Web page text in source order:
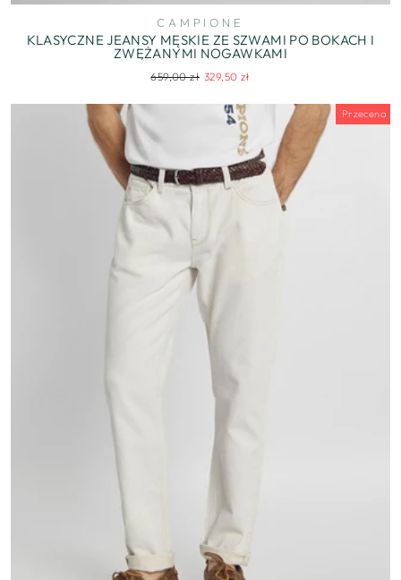
CAMPIONE
KLASYCZNE JEANSY MĘSKIE ZE SZWAMI PO BOKACH I
ZWĘŻANYMI NOGAWKAMI
Regularna
659,00 zł Cena
329,50 zł
Przecena